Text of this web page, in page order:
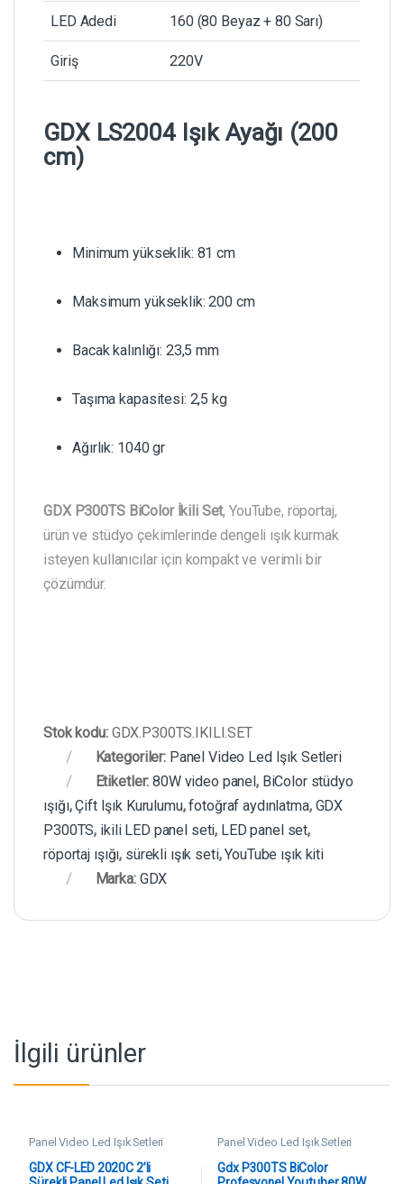
LED Adedi 160 (80 Beyaz + 80 Sarı)
Giriş 220V
GDX LS2004 Işık Ayağı (200
cm)
Minimum yükseklik: 81 cm
Maksimum yükseklik: 200 cm
Bacak kalınlığı: 23,5 mm
Taşıma kapasitesi: 2,5 kg
Ağırlık: 1040 gr
GDX P300TS BiColor İkili Set, YouTube, röportaj,
ürün ve stüdyo çekimlerinde dengeli ışık kurmak
isteyen kullanıcılar için kompakt ve verimli bir
çözümdür.
Stok kodu: GDX.P300TS.IKILI.SET
Kategoriler: Panel Video Led Işık Setleri
Etiketler:80W video panel, BiColor stüdyo
ışığı,Çift Işık Kurulumu,fotoğraf aydınlatma, GDX
P300TS, ikili LED panel seti, LED panel set,
röportaj ışığı, sürekli ışık seti,YouTube ışık kiti
Marka: GDX
İlgili ürünler
Panel Video Led Işık Setleri
GDX CF-LED 2020C 2’li
Panel Video Led Işık Setleri
Gdx P300TS BiColor